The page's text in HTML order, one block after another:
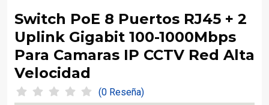
Switch PoE 8 Puertos RJ45 + 2
Uplink Gigabit 100-1000Mbps
Para Camaras IP CCTV Red Alta
Velocidad
(0 Reseña)